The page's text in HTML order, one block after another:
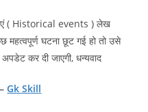
( Historical events ) लेख
घटना छूट गई हो तो उसे
कर दी जाएगी, धन्यवाद
Gk Skill